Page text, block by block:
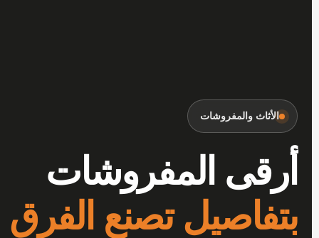
الأثاث والمفروشات
أرقى المفروشات
بتفاصيل تصنع الفرق